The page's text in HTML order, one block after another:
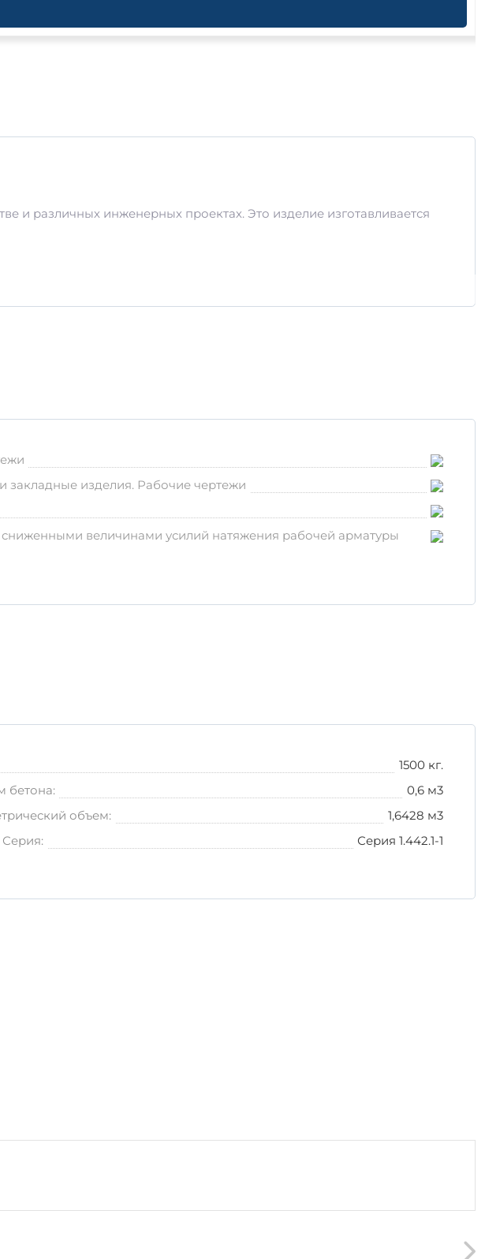
и различных инженерных проектах. Это изделие изготавливается
избежать механических повреждений и трещин.
закладные изделия. Рабочие чертежи
величинами усилий натяжения рабочей арматуры
1500 кг.
бетона:
0,6 м3
объем:
1,6428 м3
Серия 1.442.1-1